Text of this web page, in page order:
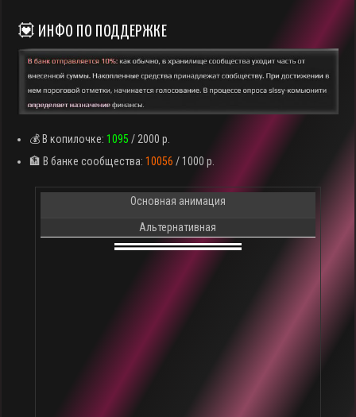
💟 ИНФО ПО ПОДДЕРЖКЕ
💰 В копилочке:1095/ 2000 р.
🏦 В банке сообщества:10056 / 1000 р.
Основная анимация
Альтернативная